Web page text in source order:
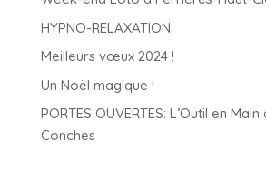
HYPNO-RELAXATION
Meilleurs vœux 2024 !
Un Noël magique !
PORTES OUVERTES: L’Outil en
Conches